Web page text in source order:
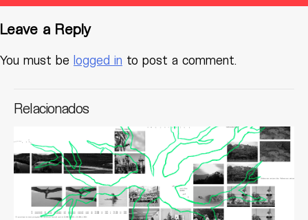
Leave a Reply
You must be logged in to post a comment.
Relacionados